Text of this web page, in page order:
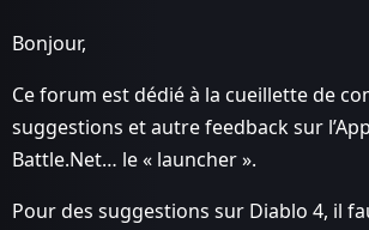
Bonjour,
Ce forum est dédié à la cueillette de
suggestions et autre feedback sur
Battle.Net… le « launcher ».
Pour des suggestions sur Diablo 4, il